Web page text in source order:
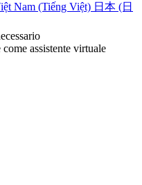
Nam (Tiếng Việt) 日本 (日
assistente virtuale